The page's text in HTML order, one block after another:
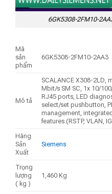
6GK5308-2FM10-
Mã
sản
phẩm
6GK5308-2FM10-2AA3
Mô tả
SCALANCE X308-2LD,
Mbit/s SM SC, 1x 10/
RJ45 ports, LED
select/set pushbutton,
management,
features (RSTP, VLAN,
Hãng
Sản
Xuất
Siemens
Trọng
lượng
( kg )
1,460 Kg